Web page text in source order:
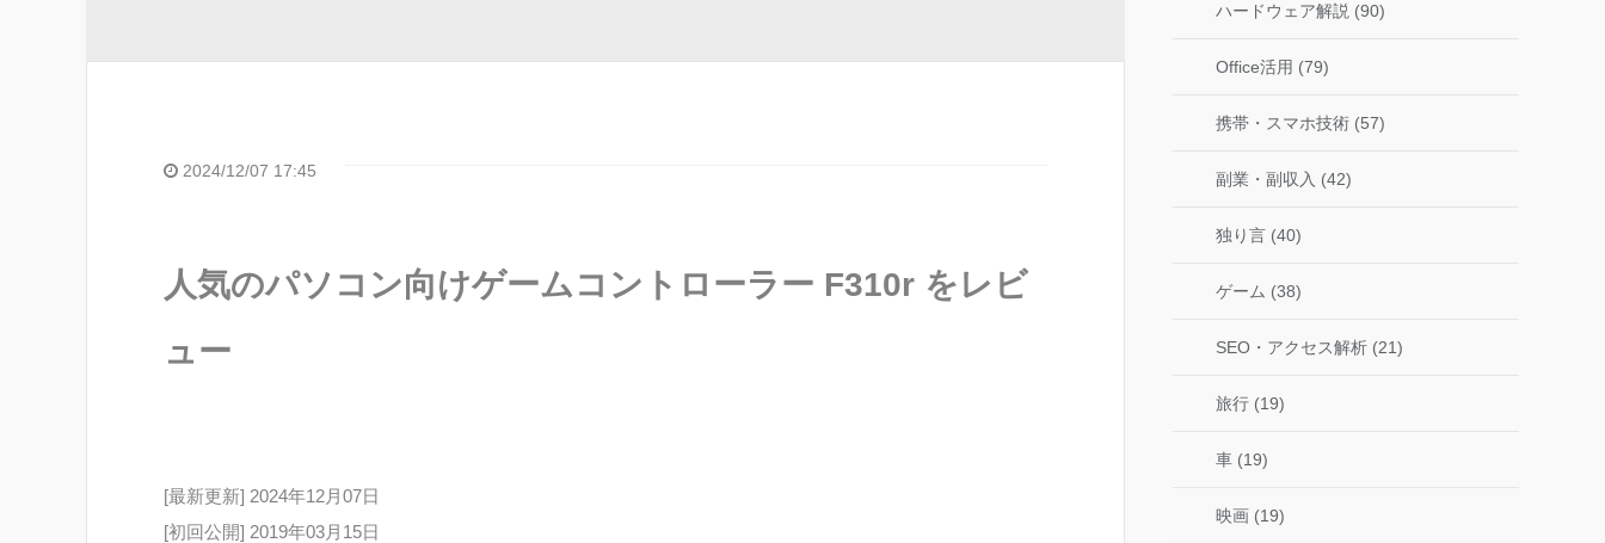
2024/12/07 17:45
人気のパソコン向けゲームコントローラー F310r をレビ
ュー
[最新更新] 2024年12月07日
[初回公開] 2019年03月15日
ハードウェア解説 (90)
Office活用 (79)
携帯・スマホ技術 (57)
副業・副収入 (42)
独り言 (40)
ゲーム (38)
SEO・アクセス解析 (21)
旅行 (19)
車 (19)
映画 (19)